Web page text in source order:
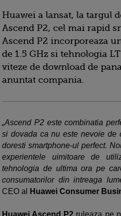
Huawei a lansat, la targul
Ascend P2, cel mai rapid
Ascend P2 incorporeaza
de 1.5 GHz si tehnologia
viteze de download de
anuntat compania.
„Ascend P2 este combinatia
si dovada ca nu este nevoie de
doresti smartphone-ul perfect.
experientele uimitoare de
tehnologia de ultima ora pe
consumatorilor din intreaga
CEO al
Huawei Consumer